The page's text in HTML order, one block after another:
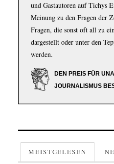
und Gastautoren auf Tichys
Meinung zu den Fragen der
Fragen, die sonst oft all zu
dargestellt oder unter den
werden.
DEN PREIS FÜR
JOURNALISMUS
MEISTGELESEN